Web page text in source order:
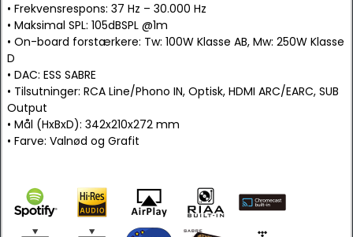
• Frekvensrespons: 37 Hz – 30.000 Hz
• Maksimal SPL: 105dBSPL @1m
• On-board forstærkere: Tw: 100W Klasse AB, Mw: 250W Klasse
D
• DAC: ESS SABRE
• Tilsutninger: RCA Line/Phono IN, Optisk, HDMI ARC/EARC, SUB
Output
• Mål (HxBxD): 342x210x272 mm
• Farve: Valnød og Grafit